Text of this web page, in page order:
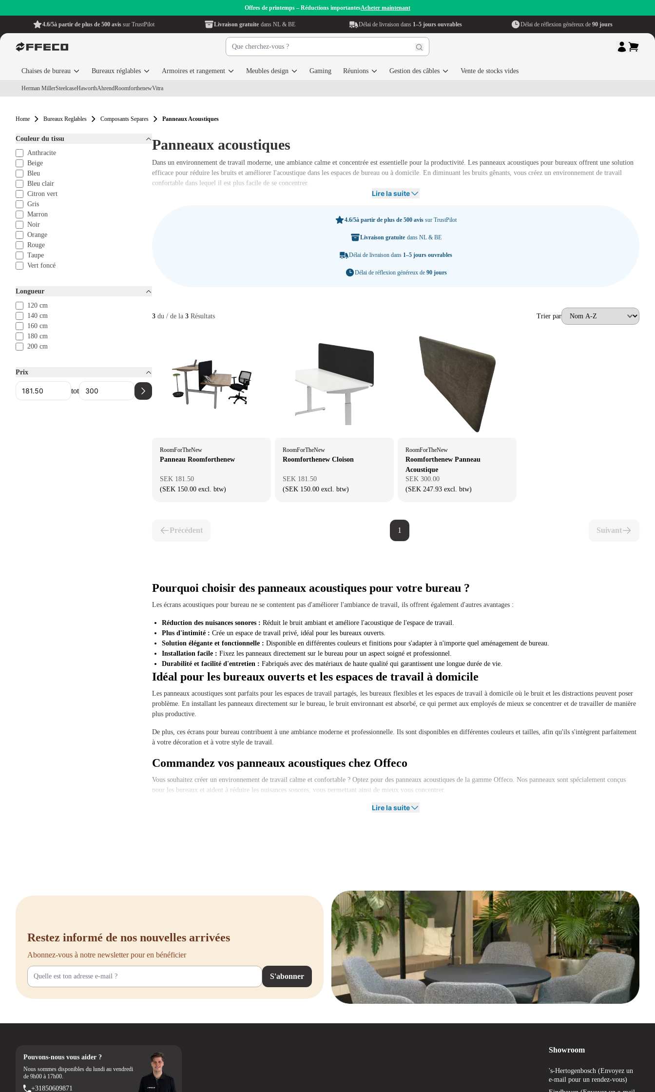
Offres de printemps – Réductions importantesAcheter maintenant
4.6/5à partir de plus de 500 avis sur TrustPilot Livraison gratuite dans NL & BE Délai de livraison dans 1–5 jours ouvrables Délai de réflexion généreux de 90 jours
Chaises de bureau Bureaux réglables Armoires et rangement Meubles design Gaming Réunions Gestion des câbles Vente de stocks vides
Herman MillerSteelcaseHaworthAhrendRoomforthenewVitra
Home Bureaux Reglables Composants Separes Panneaux Acoustiques
Couleur du tissu
Anthracite
Beige
Bleu
Bleu clair
Citron vert
Gris
Marron
Noir
Orange
Rouge
Taupe
Vert foncé
Longueur
120 cm
140 cm
160 cm
180 cm
200 cm
Prix
tot
Panneaux acoustiques
Dans un environnement de travail moderne, une ambiance calme et concentrée est essentielle pour la productivité. Les panneaux acoustiques pour bureaux offrent une solution
efficace pour réduire les bruits et améliorer l'acoustique dans les espaces de bureau ou à domicile. En diminuant les bruits gênants, vous créez un environnement de travail
confortable dans lequel il est plus facile de se concentrer.
Lire la suite
4.6/5à partir de plus de 500 avis sur TrustPilot
Livraison gratuite dans NL & BE
Délai de livraison dans 1–5 jours ouvrables
Délai de réflexion généreux de 90 jours
3 du / de la 3 Résultats Trier par
RoomForTheNew
Panneau Roomforthenew
SEK 181.50
(SEK 150.00 excl. btw)
RoomForTheNew
Roomforthenew Cloison
SEK 181.50
(SEK 150.00 excl. btw)
RoomForTheNew
Roomforthenew Panneau
Acoustique
SEK 300.00
(SEK 247.93 excl. btw)
Précédent 1 Suivant
Pourquoi choisir des panneaux acoustiques pour votre bureau ?
Les écrans acoustiques pour bureau ne se contentent pas d'améliorer l'ambiance de travail, ils offrent également d'autres avantages :
Réduction des nuisances sonores : Réduit le bruit ambiant et améliore l'acoustique de l'espace de travail.
Plus d'intimité : Crée un espace de travail privé, idéal pour les bureaux ouverts.
Solution élégante et fonctionnelle : Disponible en différentes couleurs et finitions pour s'adapter à n'importe quel aménagement de bureau.
Installation facile : Fixez les panneaux directement sur le bureau pour un aspect soigné et professionnel.
Durabilité et facilité d'entretien : Fabriqués avec des matériaux de haute qualité qui garantissent une longue durée de vie.
Idéal pour les bureaux ouverts et les espaces de travail à domicile
Les panneaux acoustiques sont parfaits pour les espaces de travail partagés, les bureaux flexibles et les espaces de travail à domicile où le bruit et les distractions peuvent poser
problème. En installant les panneaux directement sur le bureau, le bruit environnant est absorbé, ce qui permet aux employés de mieux se concentrer et de travailler de manière
plus productive.
De plus, ces écrans pour bureau contribuent à une ambiance moderne et professionnelle. Ils sont disponibles en différentes couleurs et tailles, afin qu'ils s'intègrent parfaitement
à votre décoration et à votre style de travail.
Commandez vos panneaux acoustiques chez Offeco
Vous souhaitez créer un environnement de travail calme et confortable ? Optez pour des panneaux acoustiques de la gamme Offeco. Nos panneaux sont spécialement conçus
pour les bureaux et aident à réduire les nuisances sonores, vous permettant ainsi de mieux vous concentrer.
Vous avez des questions ou souhaitez des conseils sur la meilleure solution acoustique pour votre espace de travail ? N'hésitez pas à nous contacter, nous serons heureux de vous
Lire la suite
Restez informé de nos nouvelles arrivées
Abonnez-vous à notre newsletter pour en bénéficier
S'abonner
Pouvons-nous vous aider ?
Nous sommes disponibles du lundi au vendredi
de 9h00 à 17h00.
+31850609871
Showroom
's-Hertogenbosch (Envoyez un
e-mail pour un rendez-vous)